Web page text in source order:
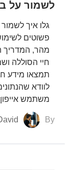
לשמור על
פשוטים
מהר, המדריך
חיי הסוללה
תמצאו מידע
לוודא
משתמש
By